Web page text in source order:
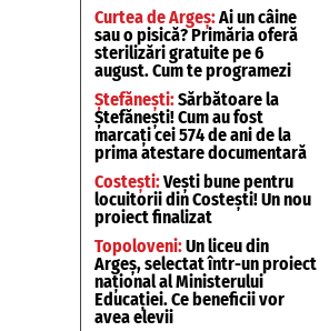
Curtea de Argeș:Ai un câine
sau o pisică? Primăria oferă
sterilizări gratuite pe 6
august. Cum te programezi
Ștefănești:Sărbătoare la
Ștefănești! Cum au fost
marcați cei 574 de ani de la
prima atestare documentară
Costești:Vești bune pentru
locuitorii din Costești! Un nou
proiect finalizat
Topoloveni:Un liceu din
Argeș, selectat într-un proiect
național al Ministerului
Educației. Ce beneficii vor
avea elevii